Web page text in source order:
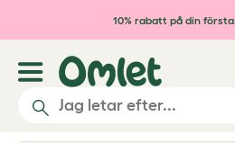
Hoppa till huvudinnehåll
10% rabatt på din